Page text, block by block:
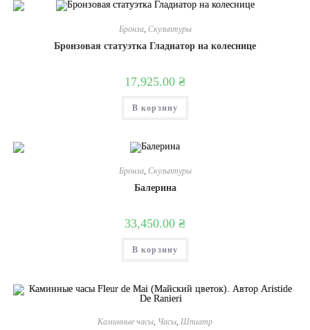
Бронза, Скульптуры
Бронзовая статуэтка Гладиатор на колеснице
17,925.00 ₴
В корзину
Бронза, Скульптуры
Балерина
33,450.00 ₴
В корзину
Каминные часы Часы Шпиатр